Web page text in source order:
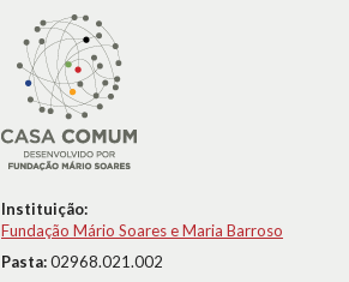
Instituição:
Fundação Mário Soares e Maria Barroso
Pasta:02968.021.002